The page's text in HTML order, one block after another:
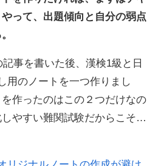
って、出題傾向と自分の弱点
事を書いた後、漢検1級と日
用のノートを一つ作りまし
作ったのはこの２つだけなの
やすい難関試験だからこそ…